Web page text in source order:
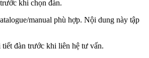
khi chọn đàn.
manual phù hợp. Nội dung này tập
tiết đàn trước khi liên hệ tư vấn.